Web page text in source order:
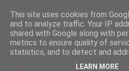
ΠΑΟΚ - Άντερλεχτ 0-1: Έμπλεξε
This site uses cookies from
and to analyze traffic. Your IP
shared with Google along with
metrics to ensure quality of
statistics, and to detect and
LEARN MORE